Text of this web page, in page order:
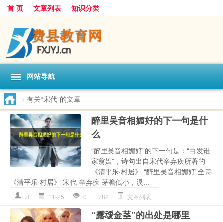
首 页 文章列表 知识分类
网站导航
> 有关“宋代”的文章
醉里吴音相媚好的下一句是什
么
“醉里吴音相媚好”的下一句是：“白发谁
家翁媪”，诗句出自宋代辛弃疾所著的
《清平乐·村居》 “醉里吴音相媚好”全诗
《清平乐·村居》 宋代 辛弃疾 茅檐低小，溪...
zl 11-25 0 782 文章列表
“露叆金茎”的出处是哪里